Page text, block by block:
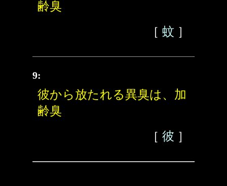
齢臭
［ 蚊 ］
9:
彼から放たれる異臭は、加
齢臭
［ 彼 ］